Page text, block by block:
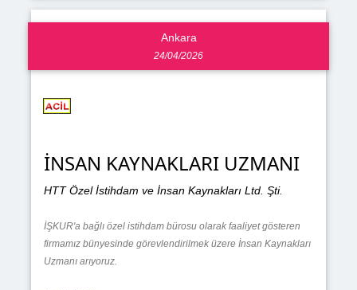
Ankara
24/04/2026
İNSAN KAYNAKLARI UZMANI
HTT Özel İstihdam ve İnsan Kaynakları Ltd. Şti.
İŞKUR'a bağlı özel istihdam bürosu olarak faaliyet gösteren
firmamız bünyesinde görevlendirilmek üzere İnsan Kaynakları
Uzmanı arıyoruz.